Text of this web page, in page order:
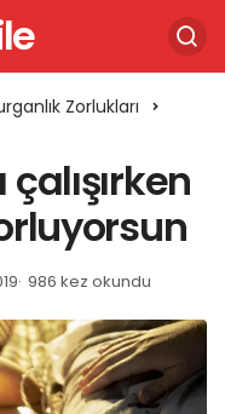
Zorlukları
986 kez okundu